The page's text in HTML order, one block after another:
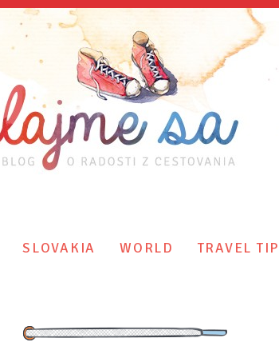
SLOVAKIA WORLD TRAVEL